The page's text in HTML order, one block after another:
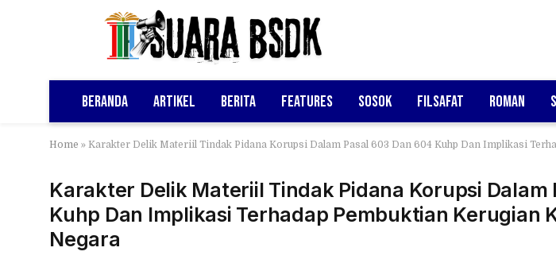
Beranda Artikel Berita Features Sosok Filsafat Roman
Home » Karakter Delik Materiil Tindak Pidana Korupsi Dalam Pasal 603 Dan 604 Kuhp Dan Implikasi
Karakter Delik Materiil Tindak Pidana Korupsi Dalam
Kuhp Dan Implikasi Terhadap Pembuktian Kerugian
Negara